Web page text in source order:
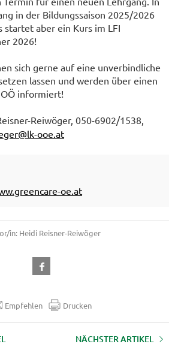
in der Bildungssaison 2025/2026
startet aber ein Kurs im LFI
2026!
sich gerne auf eine unverbindliche
lassen und werden über einen
informiert!
Reiwöger, 050-6902/1538,
ooe.at
oe.at
in: Heidi Reisner-Reiwöger
Empfehlen Drucken
NÄCHSTER ARTIKEL